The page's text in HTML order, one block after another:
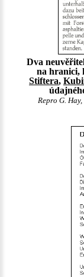
Dva
na hranici,
Stiftera,
Repro G.